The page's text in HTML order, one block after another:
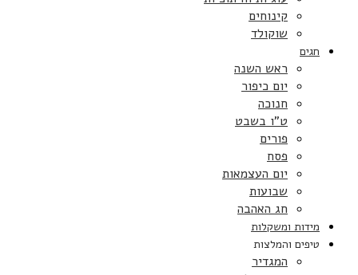
קינוחים
שוקולד
חגים
ראש השנה
יום כיפור
חנוכה
ט”ו בשבט
פורים
פסח
יום העצמאות
שבועות
חג האהבה
מידות ומשקלות
טיפים והמלצות
המגדיר